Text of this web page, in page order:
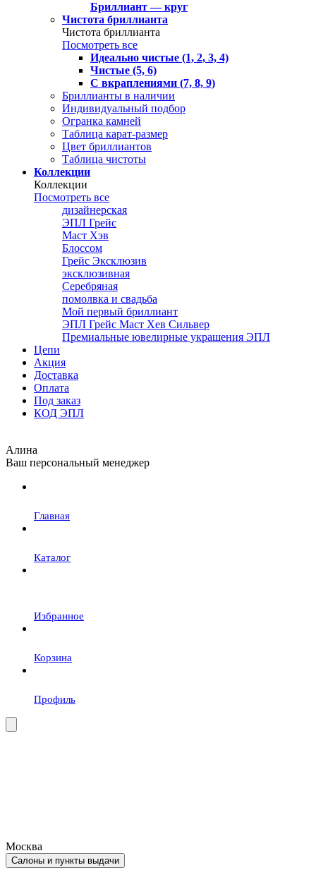
Бриллиант — круг
Чистота бриллианта
Чистота бриллианта
Посмотреть все
Идеально чистые (1, 2, 3, 4)
Чистые (5, 6)
С вкраплениями (7, 8, 9)
Бриллианты в наличии
Индивидуальный подбор
Огранка камней
Таблица карат-размер
Цвет бриллиантов
Таблица чистоты
Коллекции
Коллекции
Посмотреть все
дизайнерская
ЭПЛ Грейс
Маст Хэв
Блоссом
Грейс Эксклюзив
эксклюзивная
Серебряная
помолвка и свадьба
Мой первый бриллиант
ЭПЛ Грейс Маст Хев Сильвер
Премиальные ювелирные украшения ЭПЛ
Цепи
Акция
Доставка
Оплата
Под заказ
КОД ЭПЛ
Алина
Ваш персональный менеджер
Главная
Каталог
Избранное
Корзина
Профиль
Москва
Салоны и пункты выдачи